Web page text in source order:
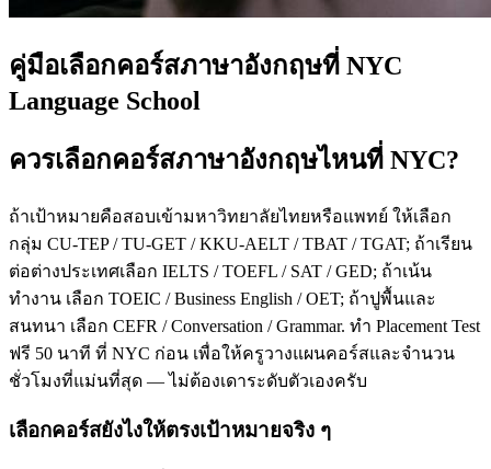
คู่มือเลือกคอร์สภาษาอังกฤษที่ NYC
Language School
ควรเลือกคอร์สภาษาอังกฤษไหนที่ NYC?
ถ้าเป้าหมายคือสอบเข้ามหาวิทยาลัยไทยหรือแพทย์ ให้เลือก
กลุ่ม CU-TEP / TU-GET / KKU-AELT / TBAT / TGAT; ถ้าเรียน
ต่อต่างประเทศเลือก IELTS / TOEFL / SAT / GED; ถ้าเน้น
ทำงาน เลือก TOEIC / Business English / OET; ถ้าปูพื้นและ
สนทนา เลือก CEFR / Conversation / Grammar. ทำ Placement Test
ฟรี 50 นาที ที่ NYC ก่อน เพื่อให้ครูวางแผนคอร์สและจำนวน
ชั่วโมงที่แม่นที่สุด — ไม่ต้องเดาระดับตัวเองครับ
เลือกคอร์สยังไงให้ตรงเป้าหมายจริง ๆ